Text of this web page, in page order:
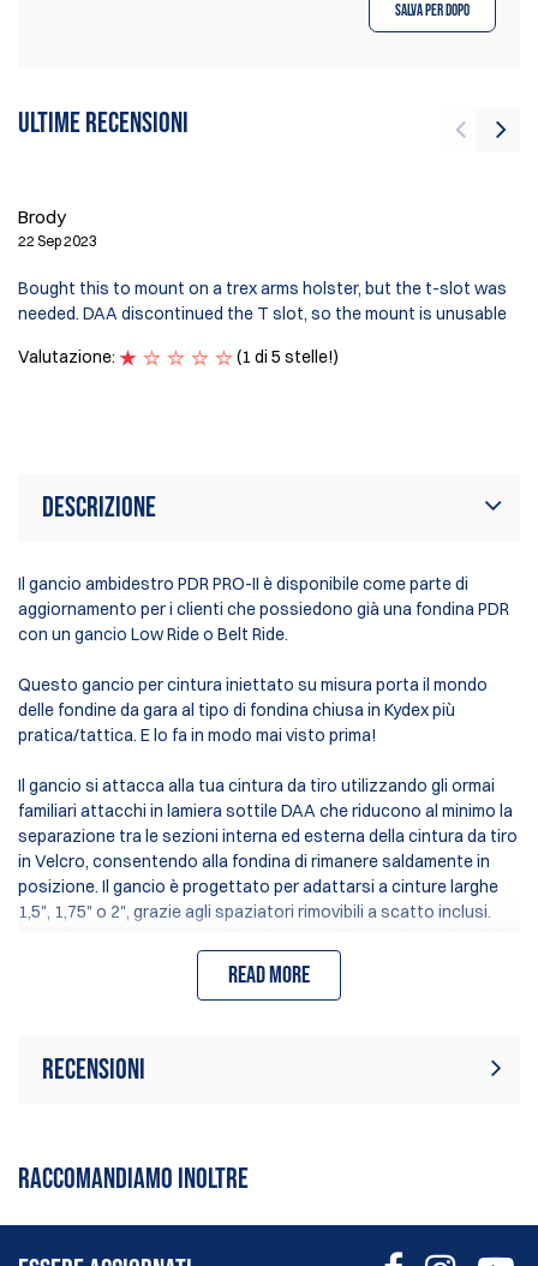
Salva per dopo
Ultime recensioni
Brody
22 Sep 2023
Bought this to mount on a trex arms holster, but the t-slot was
needed. DAA discontinued the T slot, so the mount is unusable
Valutazione:
(1 di 5 stelle!)
Descrizione
Il gancio ambidestro PDR PRO-II è disponibile come parte di
aggiornamento per i clienti che possiedono già una fondina PDR
con un gancio Low Ride o Belt Ride.
Questo gancio per cintura iniettato su misura porta il mondo
delle fondine da gara al tipo di fondina chiusa in Kydex più
pratica/tattica. E lo fa in modo mai visto prima!
Il gancio si attacca alla tua cintura da tiro utilizzando gli ormai
familiari attacchi in lamiera sottile DAA che riducono al minimo la
separazione tra le sezioni interna ed esterna della cintura da tiro
in Velcro, consentendo alla fondina di rimanere saldamente in
posizione. Il gancio è progettato per adattarsi a cinture larghe
1,5", 1,75" o 2", grazie agli spaziatori rimovibili a scatto inclusi.
Questi possono essere utilizzati per posizionare il gancio più in
alto o più in basso sulla cintura, consentendo tre posizioni di
altezza quando usato con una cintura da 1,5", la dimensione più
La caratteristica principale del gancio è la sfera in alluminio che,
aggiustamenti possono essere facilmente fatti anche
indossando la fondina poiché le viti sono posizionate nella parte
Read more
Recensioni
scrivere una recensione
RACCOMANDIAMO INOLTRE